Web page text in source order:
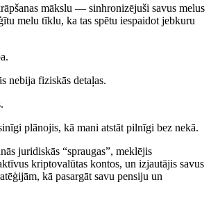
mākslu — sinhronizējuši savus melus
melu tīklu, ka tas spētu iespaidot jebkuru
nebija fiziskās detaļas.
plānojis, kā mani atstāt pilnīgi bez nekā.
juridiskās “spraugas”, meklējis
kriptovalūtas kontos, un izjautājis savus
kā pasargāt savu pensiju un